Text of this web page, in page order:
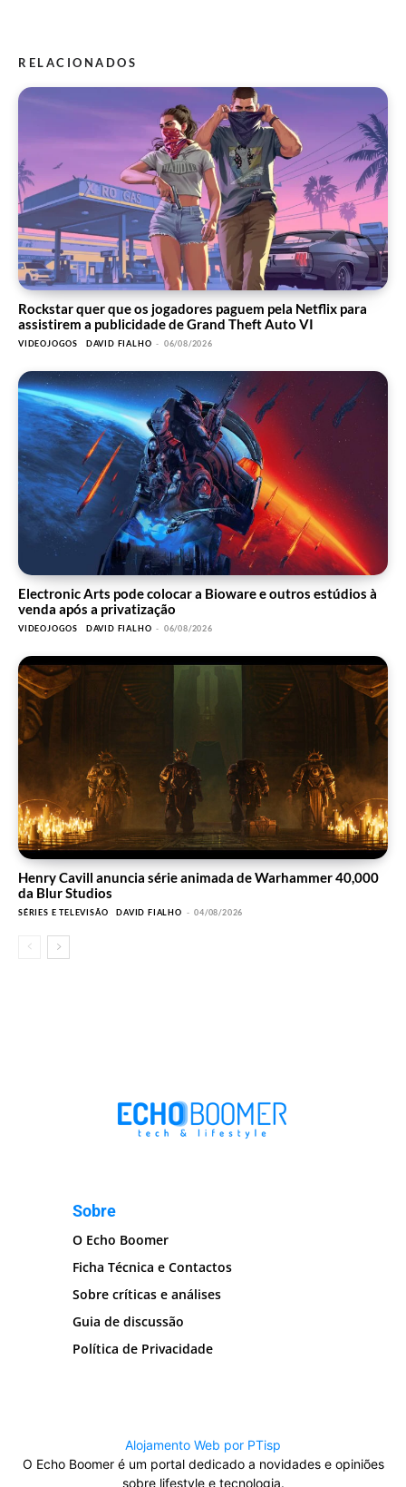
RELACIONADOS
Rockstar quer que os jogadores paguem pela Netflix para
assistirem a publicidade de Grand Theft Auto VI
VIDEOJOGOS DAVID FIALHO - 06/08/2026
Electronic Arts pode colocar a Bioware e outros estúdios à
venda após a privatização
VIDEOJOGOS DAVID FIALHO - 06/08/2026
Henry Cavill anuncia série animada de Warhammer 40,000
da Blur Studios
SÉRIES E TELEVISÃO DAVID FIALHO - 04/08/2026
Sobre
O Echo Boomer
Ficha Técnica e Contactos
Sobre críticas e análises
Guia de discussão
Política de Privacidade
Alojamento Web por PTisp
O Echo Boomer é um portal dedicado a novidades e opiniões
sobre lifestyle e tecnologia.